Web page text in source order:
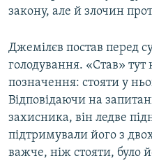
закону, але й злочин
Джемілєв постав перед
голодування. «Став» тут
позначення: стояти у
Відповідаючи на
захисника, він ледве
підтримували його з
важче, ніж стояти, було